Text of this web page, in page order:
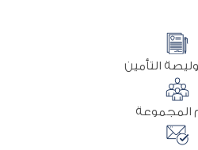
التأمين
المجموعة